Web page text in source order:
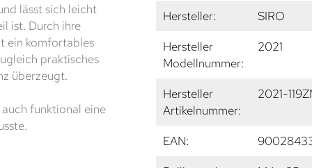
lässt sich leicht
ist. Durch ihre
ein komfortables
praktisches
überzeugt.
funktional eine
Hersteller:
SIRO
Hersteller
Modellnummer:
2021
Hersteller
Artikelnummer:
2021-
EAN: